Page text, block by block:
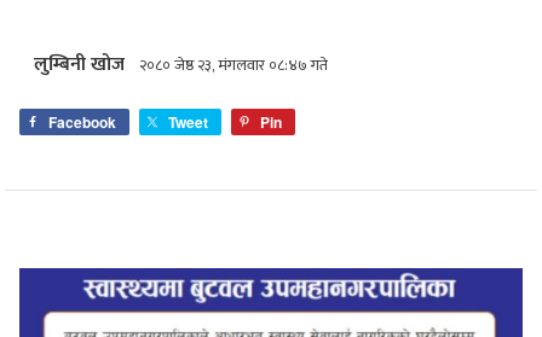
लुम्बिनी खोज २०८० जेष्ठ २३, मंगलवार ०८:४७ गते
Facebook Tweet Pin